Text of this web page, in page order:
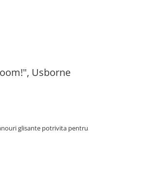
Usborne
glisante potrivita pentru